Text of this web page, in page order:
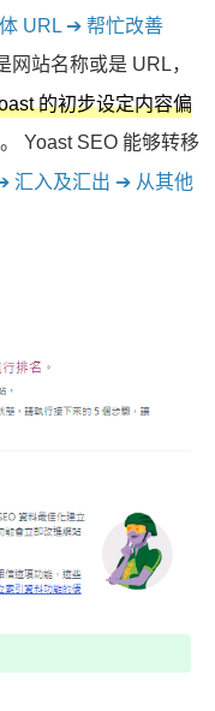
URL ➔ 帮忙改善
网站名称或是 URL，
的初步设定内容偏
。 Yoast SEO 能够转移
汇入及汇出 ➔ 从其他